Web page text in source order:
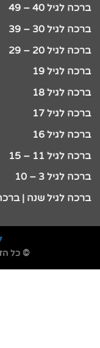
ברכה לגיל 40 – 49
ברכה לגיל 30 – 39
ברכה לגיל 20 – 29
ברכה לגיל 19
ברכה לגיל 18
ברכה לגיל 17
ברכה לגיל 16
ברכה לגיל 11 – 15
ברכה לגיל 3 – 10
ברכה לגיל שנה |
© כל